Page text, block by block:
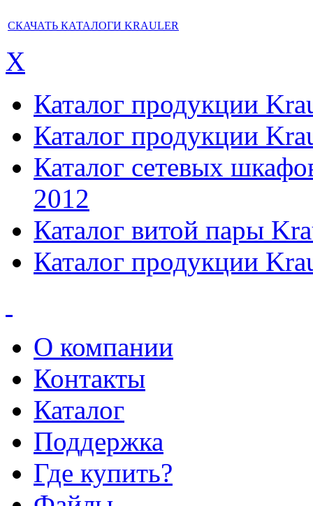
СКАЧАТЬ КАТАЛОГИ KRAULER
X
Каталог продукции
Каталог продукции
Каталог сетевых
2012
Каталог витой пары
Каталог продукции
О компании
Контакты
Каталог
Поддержка
Где купить?